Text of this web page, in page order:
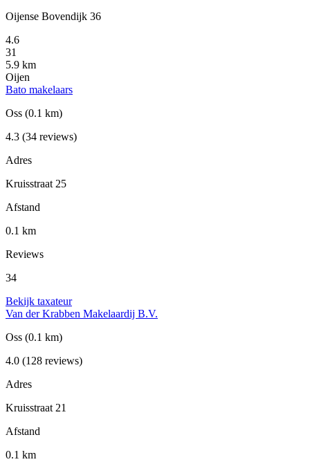
Oijense Bovendijk 36
4.6
31
5.9 km
Oijen
Bato makelaars
Oss (0.1 km)
4.3 (34 reviews)
Adres
Kruisstraat 25
Afstand
0.1 km
Reviews
34
Bekijk taxateur
Van der Krabben Makelaardij B.V.
Oss (0.1 km)
4.0 (128 reviews)
Adres
Kruisstraat 21
Afstand
0.1 km